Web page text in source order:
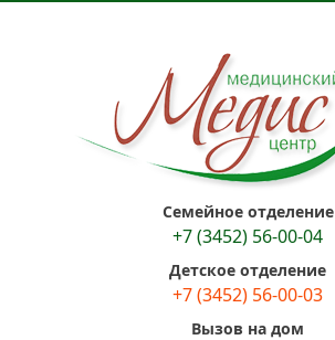
Семейное отделение
+7 (3452) 56-00-04
Детское отделение
+7 (3452) 56-00-03
Вызов на дом